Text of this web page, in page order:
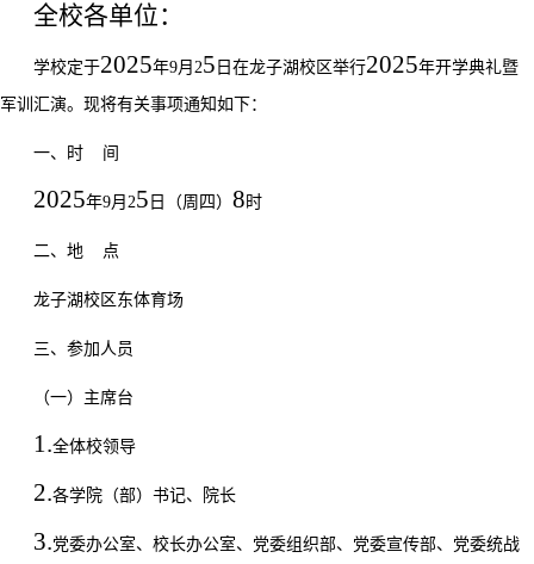
全校各单位：
学校定于2025年9月 25 日在龙子湖校区举行2025年开学典礼暨
军训汇演。现将有关事项通知如下：
一、时 间
2025年9月 25 日（周 四 ） 8 时
二、地 点
龙子湖校区 东体育场
三、参加人员
（一）主席台
1.全体校领导
2.各学院（部）书记、院长
3.党委办公室、校长办公室、党委组织部、党委宣传部、党委统战